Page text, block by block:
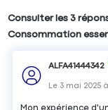
Consulter les 3
Consommation
ALFA41444342
Le 3 mai 2025